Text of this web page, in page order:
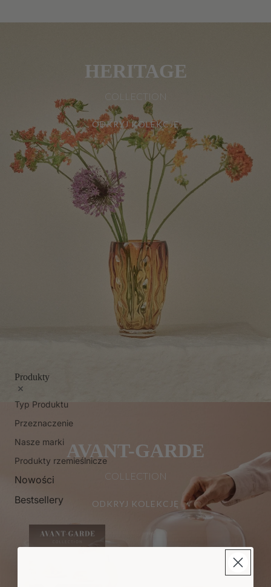
Produkty
Typ Produktu
Przeznaczenie
Nasze marki
Produkty rzemieślnicze
Nowości
Bestsellery
HERITAGE
COLLECTION
ODKRYJ KOLEKCJĘ
AVANT-GARDE
COLLECTION
ODKRYJ KOLEKCJĘ